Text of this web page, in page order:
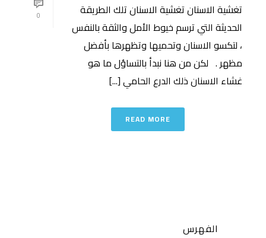
0
تغشية الاسنان تغشية الاسنان تلك الطريقة
الحديثة التي ترسم خيوط الأمل والثقة بالنفس
، لتكسو الاسنان وتحميها وتظهرها بأفضل
مظهر . لكن من هنا نبدأ بالتساؤل ما هو
غشاء الاسنان ذلك الدرع الحامي [...]
READ MORE
الفهرس